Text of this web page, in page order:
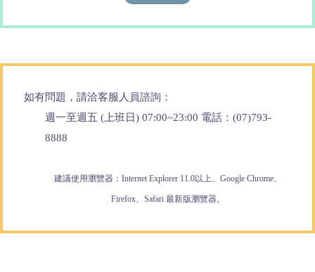
如有問題，請洽客服人員諮詢：
週一至週五 (上班日) 07:00~23:00 電話：(07)793-
8888
建議使用瀏覽器：Internet Explorer 11.0以上、Google Chrome、
Firefox、Safari 最新版瀏覽器。